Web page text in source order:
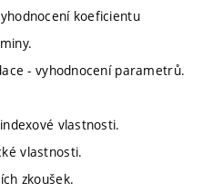
koeficientu
- vyhodnocení parametrů.
vlastnosti.
vlastnosti.
zkoušek.